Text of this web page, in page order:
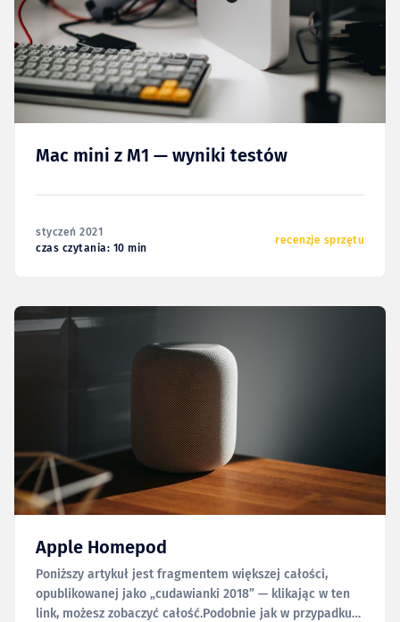
Mac mini z M1 — wyniki testów
styczeń 2021
czas czytania: 10 min
recenzje sprzętu
Apple Homepod
Poniższy artykuł jest fragmentem większej całości,
opublikowanej jako „cudawianki 2018” — klikając w ten
link, możesz zobaczyć całość.Podobnie jak w przypadku